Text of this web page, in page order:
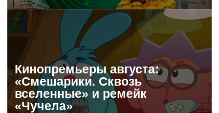
Кинопремьеры августа:
«Смешарики. Сквозь
вселенные» и ремейк
«Чучела»